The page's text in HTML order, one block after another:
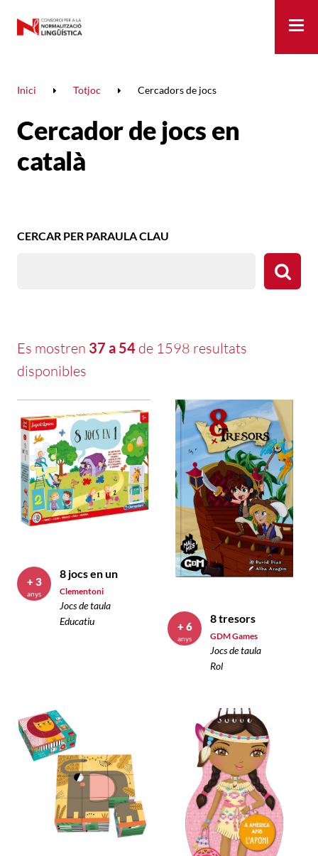
Inici Totjoc Cercadors de jocs
Cercador de jocs en
català
CERCADOR
CERCAR PER PARAULA CLAU
Es mostren 37 a 54de 1598 resultats
disponibles
8 jocs en un
Clementoni
Jocs de taula
Educatiu
+ 3
anys
8 tresors
GDM Games
Jocs de taula
Rol
+ 6
anys